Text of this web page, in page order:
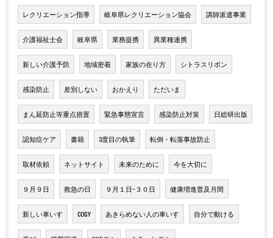
レクリエーション指導 岐阜県レクリエーション協会 講師派遣事業
介護福祉士会 岐阜県 業務提携 異業種連携
新しい介護予防 地域密着 家族の在り方 シトラスリボン
感染防止 差別しない おかえり ただいま
まん延防止等重点措置 緊急事態宣言 感染防止対策 日総研出版
認知症ケア 書籍 3度目の執筆 転倒・転落事故防止
取材依頼 ネットサイト 未来のために 今を大切に
９月９日 救急の日 ９月１日~３０日 健康増進普及月間
新しい車いす COGY あきらめない人の車いす 自分で動ける